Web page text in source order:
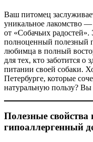
Ваш питомец
уникальное лакомство —
от «Собачьих
полноценный полезный
любимца в полный
для тех, кто заботится о
питании своей собаки.
Петербурге, которые
натуральную пользу?
Полезные свойства
гипоаллергенный